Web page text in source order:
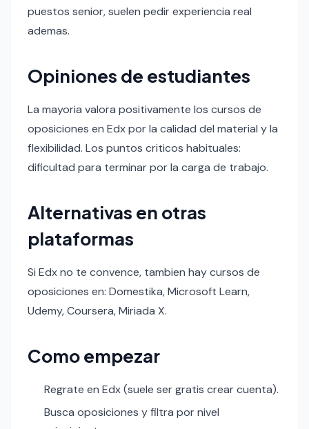
puestos senior, suelen pedir experiencia real
ademas.
Opiniones de estudiantes
La mayoria valora positivamente los cursos de
oposiciones en Edx por la calidad del material y la
flexibilidad. Los puntos criticos habituales:
dificultad para terminar por la carga de trabajo.
Alternativas en otras
plataformas
Si Edx no te convence, tambien hay cursos de
oposiciones en: Domestika, Microsoft Learn,
Udemy, Coursera, Miriada X.
Como empezar
Regrate en Edx (suele ser gratis crear cuenta).
Busca oposiciones y filtra por nivel